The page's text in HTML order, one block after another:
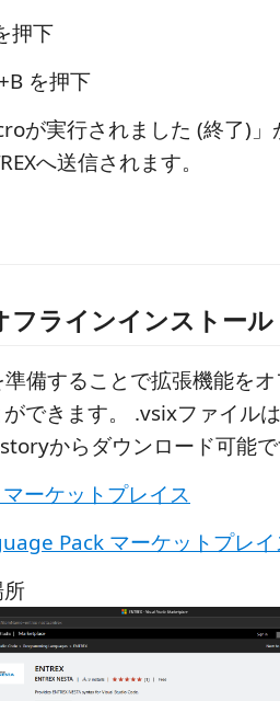
押下
を押下
が実行されました (終了)
へ送信されます。
フラインインストール
備することで拡張機能を
できます。 .vsixファイル
からダウンロード可能
マーケットプレイス
Pack マーケットプレ